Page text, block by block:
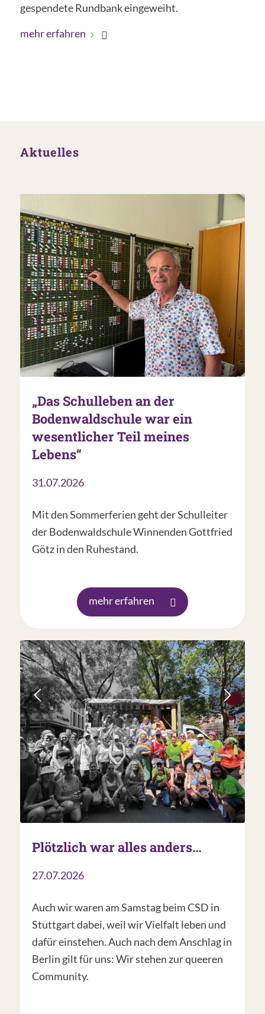
gespendete Rundbank eingeweiht.
mehr erfahren
Aktuelles
„Das Schulleben an der
Bodenwaldschule war ein
wesentlicher Teil meines
Lebens“
31.07.2026
Mit den Sommerferien geht der Schulleiter
der Bodenwaldschule Winnenden Gottfried
Götz in den Ruhestand.
mehr erfahren
Plötzlich war alles anders…
27.07.2026
Auch wir waren am Samstag beim CSD in
Stuttgart dabei, weil wir Vielfalt leben und
dafür einstehen. Auch nach dem Anschlag in
Berlin gilt für uns: Wir stehen zur queeren
Community.